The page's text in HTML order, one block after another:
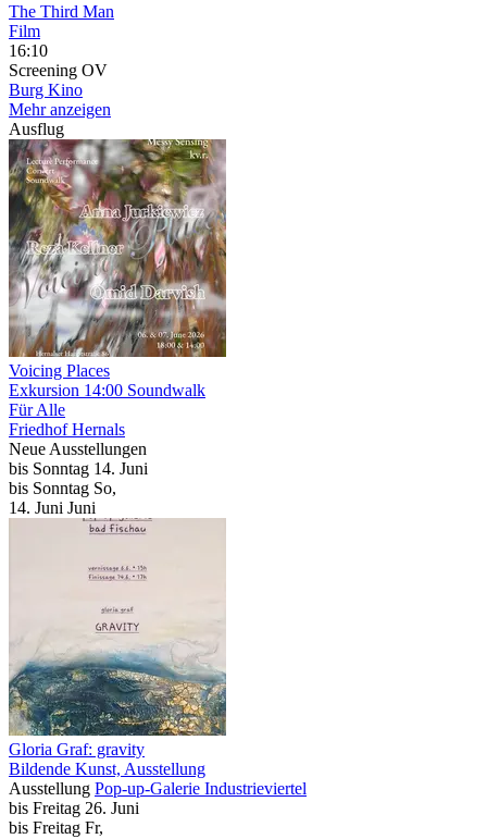
The Third Man
Film
16:10
Screening OV
Burg Kino
Mehr anzeigen
Ausflug
Voicing Places
Exkursion 14:00 Soundwalk
Für Alle
Friedhof Hernals
Neue Ausstellungen
bis Sonntag 14. Juni
bis Sonntag So,
14. Juni Juni
Gloria Graf: gravity
Bildende Kunst, Ausstellung
Ausstellung Pop-up-Galerie Industrieviertel
bis Freitag 26. Juni
bis Freitag Fr,